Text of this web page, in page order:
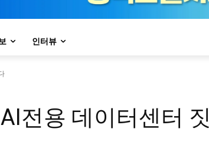
인터뷰
전용 데이터센터 짓